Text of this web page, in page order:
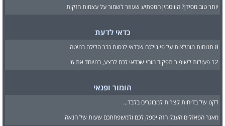
יותר טוב מסידן? הוויטמין המפתיע שעוזר לשמור על עצמות חזקות
כדאי לדעת
8 תנוחות מומלצות על פי גילכם שכדאי לנסות כבר הלילה במיטה
12 פעולות לשיפור תפקוד מוחי שכדאי לכם לבצע, במיוחד את 6!
הומור ופנאי
לקט של בדיחות קצרות למבוגרים בלבד...
מאגר הפאזלים הענק הזה יספק לכם ולמשפחתכם שעות של הנאה